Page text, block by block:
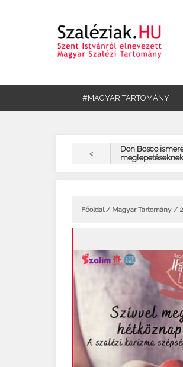
#MAGYAR TARTOMÁNY
<
Don Bosco
Főoldal/ Magyar Tartomány /